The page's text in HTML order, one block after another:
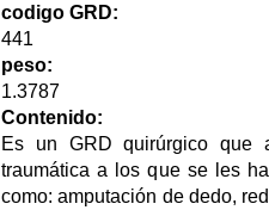
codigo GRD:
441
peso:
1.3787
Contenido:
Es un GRD quirúrgico que
traumática a los que se les
como: amputación de dedo,